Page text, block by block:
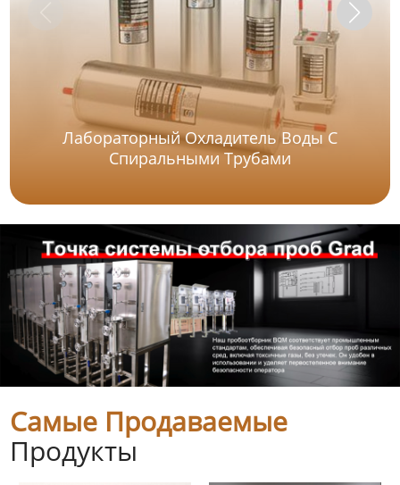
Лабораторный Охладитель Воды С
Спиральными Трубами
Самые Продаваемые
Продукты